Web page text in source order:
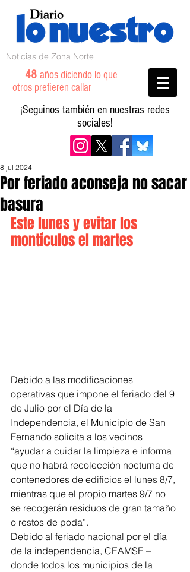
Noticias de Zona Norte
48 años diciendo lo que
otros prefieren callar
¡Seguinos también en nuestras redes
sociales!
Por feriado aconseja no sacar
basura
8 jul 2024
Este lunes y evitar los
montículos el martes
Debido a las modificaciones
operativas que impone el feriado del 9
de Julio por el Día de la
Independencia, el Municipio de San
Fernando solicita a los vecinos
“ayudar a cuidar la limpieza e informa
que no habrá recolección nocturna de
contenedores de edificios el lunes 8/7,
mientras que el propio martes 9/7 no
se recogerán residuos de gran tamaño
o restos de poda”.
Debido al feriado nacional por el día
de la independencia, CEAMSE –
donde todos los municipios de la